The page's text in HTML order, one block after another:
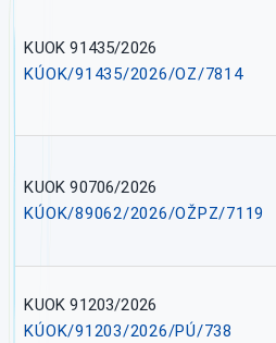
KUOK 91435/2026
KÚOK/91435/2026/OZ/7814
KUOK 90706/2026
KÚOK/89062/2026/OŽPZ/7119
KUOK 91203/2026
KÚOK/91203/2026/PÚ/738